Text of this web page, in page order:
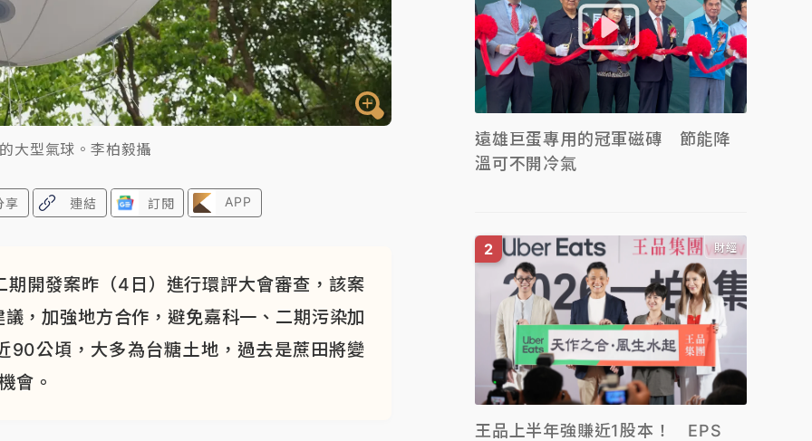
大型氣球。李柏毅攝
享 連結 訂閱 APP
開發案昨（4日）進行環評大會審查，該案
，加強地方合作，避免嘉科一、二期污染加
90公頃，大多為台糖土地，過去是蔗田將變
會。
遠雄巨蛋專用的冠軍磁磚 節能降
溫可不開冷氣
財經
王品上半年強賺近1股本！ EPS